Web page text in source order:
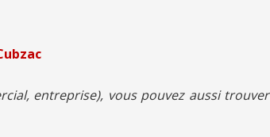
entreprise), vous pouvez aussi trouver